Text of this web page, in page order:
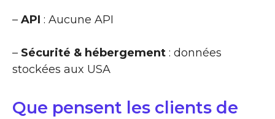
– API : Aucune API
– Sécurité & hébergement : données
stockées aux USA
Que pensent les clients de